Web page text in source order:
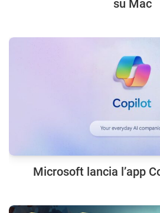
su Mac
Microsoft lancia l’app